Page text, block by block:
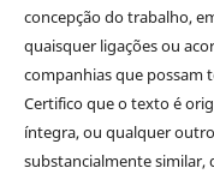
concepção do trabalho,
quaisquer ligações ou
companhias que possam
Certifico que o texto é
íntegra, ou qualquer
substancialmente similar,